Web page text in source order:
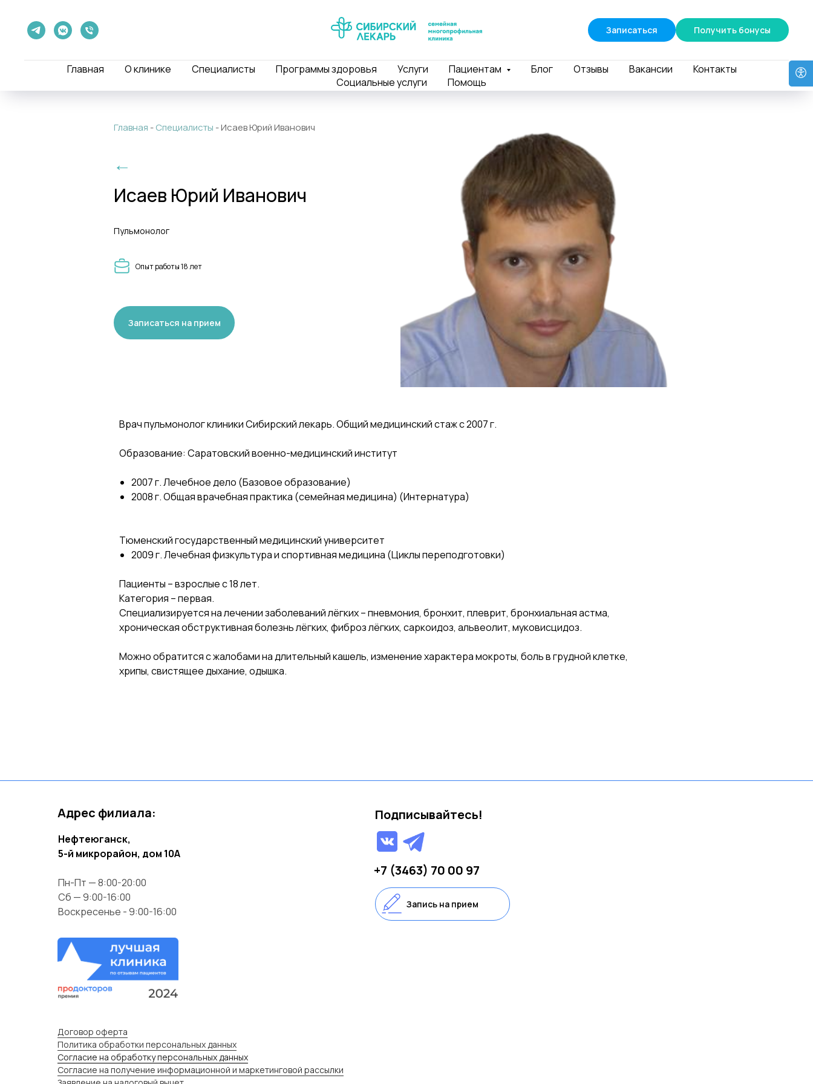
Записаться Получить бонусы
Главная О клинике Специалисты Программы здоровья Услуги Пациентам Блог Отзывы Вакансии
Контакты
Социальные услуги
Помощь
Главная -Специалисты -Исаев Юрий Иванович
Исаев Юрий Иванович
Пульмонолог
Опыт работы 18 лет
←
Записаться на прием
Врач пульмонолог клиники Сибирский лекарь. Общий медицинский стаж с 2007 г.
Образование: Саратовский военно-медицинский институт
2007 г. Лечебное дело (Базовое образование)
2008 г. Общая врачебная практика (семейная медицина) (Интернатура)
Тюменский государственный медицинский университет
2009 г. Лечебная физкультура и спортивная медицина (Циклы переподготовки)
Пациенты – взрослые с 18 лет.
Категория – первая.
Специализируется на лечении заболеваний лёгких – пневмония, бронхит, плеврит, бронхиальная астма,
хроническая обструктивная болезнь лёгких, фиброз лёгких, саркоидоз, альвеолит, муковисцидоз.
Можно обратится с жалобами на длительный кашель, изменение характера мокроты, боль в грудной клетке,
хрипы, свистящее дыхание, одышка.
Запись на прием
+7 (3463) 70 00 97
Подписывайтесь!
Адрес филиала:
Нефтеюганск,
5-й микрорайон, дом 10А
Пн-Пт — 8:00-20:00
Сб — 9:00-16:00
Воскресенье - 9:00-16:00
Договор оферта
Политика обработки персональных данных
Согласие на обработку персональных данных
Согласие на получение информационной и маркетинговой рассылки